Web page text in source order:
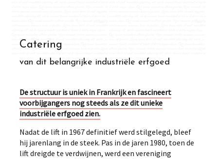
Catering
van dit belangrijke industriële erfgoed
De structuur is uniek in Frankrijk en fascineert
voorbijgangers nog steeds als ze dit unieke
industriële erfgoed zien.
Nadat de lift in 1967 definitief werd stilgelegd, bleef
hij jarenlang in de steek. Pas in de jaren 1980, toen de
lift dreigde te verdwijnen, werd een vereniging